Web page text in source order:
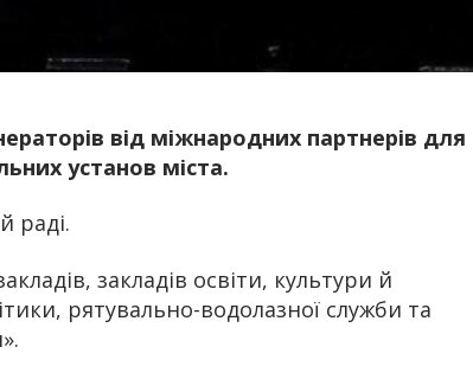
від міжнародних партнерів для
установ міста.
раді.
закладів освіти, культури й
рятувально-водолазної служби та